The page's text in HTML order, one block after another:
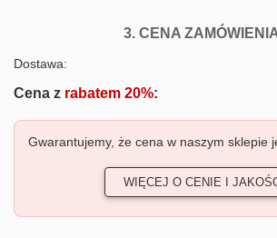
3. CENA
Dostawa:
Cena z rabatem 20%:
Gwarantujemy, że cena w naszym sklepie
WIĘCEJ O CENIE I